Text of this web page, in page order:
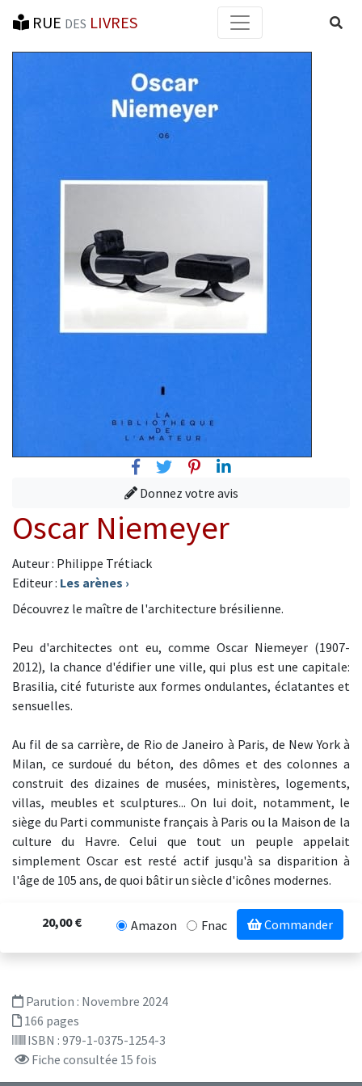
RUE DES LIVRES
FacebookTwitterPinterest
Linkedin
Donnez votre avis
Oscar Niemeyer
Auteur : Philippe Trétiack
Editeur : Les arènes ›
Découvrez le maître de l'architecture brésilienne.
Peu d'architectes ont eu, comme Oscar Niemeyer (1907-
2012), la chance d'édifier une ville, qui plus est une capitale:
Brasilia, cité futuriste aux formes ondulantes, éclatantes et
sensuelles.
Au fil de sa carrière, de Rio de Janeiro à Paris, de New York à
Milan, ce surdoué du béton, des dômes et des colonnes a
construit des dizaines de musées, ministères, logements,
villas, meubles et sculptures... On lui doit, notamment, le
siège du Parti communiste français à Paris ou la Maison de la
culture du Havre. Celui que tout un peuple appelait
simplement Oscar est resté actif jusqu'à sa disparition à
l'âge de 105 ans, de quoi bâtir un siècle d'icônes modernes.
20,00 € Amazon Fnac Commander
Parution : Novembre 2024
166 pages
ISBN : 979-1-0375-1254-3
Fiche consultée 15 fois